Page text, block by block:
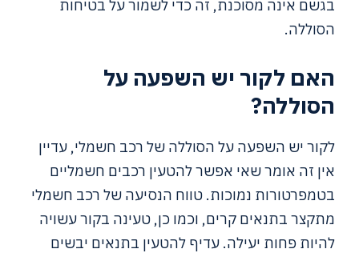
בגשם אינה מסוכנת, זה כדי לשמור על בטיחות
הסוללה.
האם לקור יש השפעה על
הסוללה?
לקור יש השפעה על הסוללה של רכב חשמלי, עדיין
אין זה אומר שאי אפשר להטעין רכבים חשמליים
בטמפרטורות נמוכות. טווח הנסיעה של רכב חשמלי
מתקצר בתנאים קרים, וכמו כן, טעינה בקור עשויה
להיות פחות יעילה. עדיף להטעין בתנאים יבשים